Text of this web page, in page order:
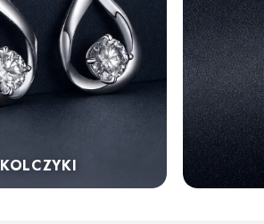
KOLCZYKI